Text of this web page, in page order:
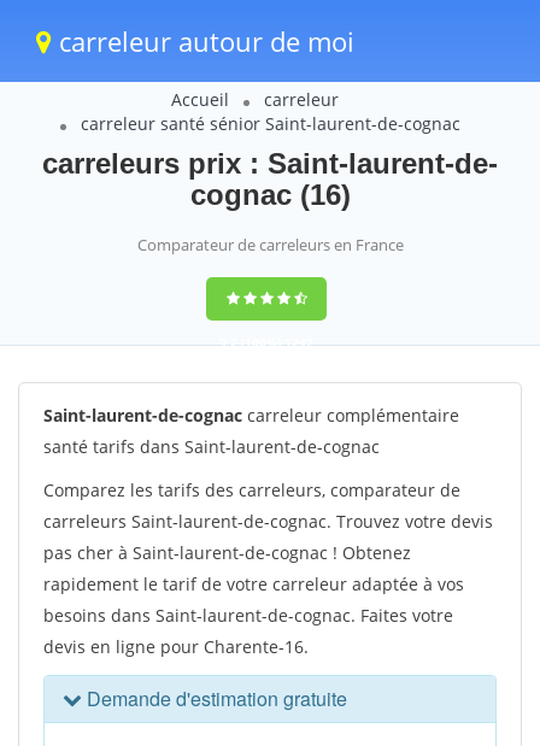
carreleur autour de moi
Accueil
carreleur
carreleur santé sénior Saint-laurent-de-cognac
carreleurs prix : Saint-laurent-de-
cognac (16)
Comparateur de carreleurs en France
9,2(100%)1242
votes
Saint-laurent-de-cognac carreleur complémentaire
santé tarifs dans Saint-laurent-de-cognac
Comparez les tarifs des carreleurs, comparateur de
carreleurs Saint-laurent-de-cognac. Trouvez votre devis
pas cher à Saint-laurent-de-cognac ! Obtenez
rapidement le tarif de votre carreleur adaptée à vos
besoins dans Saint-laurent-de-cognac. Faites votre
devis en ligne pour Charente-16.